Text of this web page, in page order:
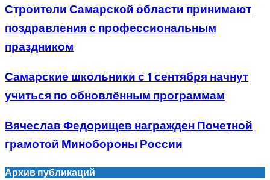
Строители Самарской области принимают
поздравления с профессиональным
праздником
Самарские школьники с 1 сентября начнут
учиться по обновлённым программам
Вячеслав Федорищев награжден Почетной
грамотой Минобороны России
Архив публикаций